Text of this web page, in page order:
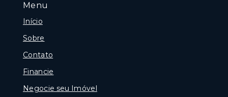
Menu
Início
Sobre
Contato
Financie
Negocie seu Imóvel